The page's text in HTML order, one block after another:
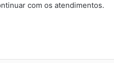
com os atendimentos.